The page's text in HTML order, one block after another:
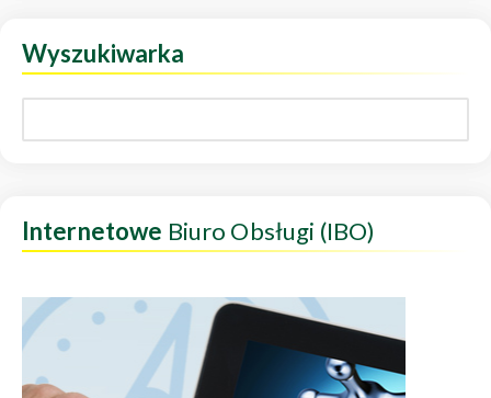
Wyszukiwarka
Internetowe Biuro Obsługi (IBO)